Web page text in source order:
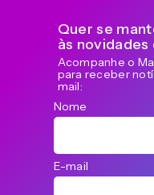
Quer se
às
Acompanhe o
para receber
mail:
Nome
E-mail